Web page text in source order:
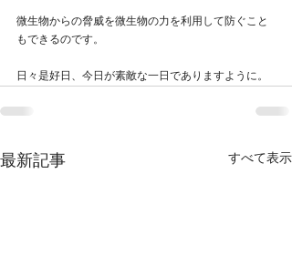
微生物からの脅威を微生物の力を利用して防ぐこと
もできるのです。
日々是好日、今日が素敵な一日でありますように。
最新記事 すべて表示